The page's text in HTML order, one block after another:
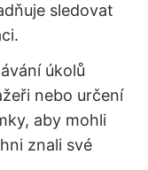
sledovat
úkolů
nebo určení
aby mohli
znali své